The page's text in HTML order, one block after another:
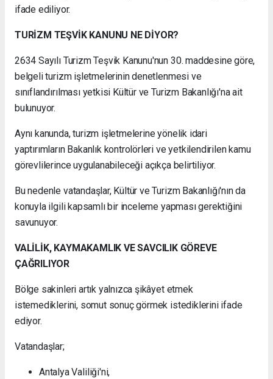
ifade ediliyor.
TURİZM TEŞVİK KANUNU NE DİYOR?
2634 Sayılı Turizm Teşvik Kanunu'nun 30. maddesine göre,
belgeli turizm işletmelerinin denetlenmesi ve
sınıflandırılması yetkisi Kültür ve Turizm Bakanlığı'na ait
bulunuyor.
Aynı kanunda, turizm işletmelerine yönelik idari
yaptırımların Bakanlık kontrolörleri ve yetkilendirilen kamu
görevlilerince uygulanabileceği açıkça belirtiliyor.
Bu nedenle vatandaşlar, Kültür ve Turizm Bakanlığı'nın da
konuyla ilgili kapsamlı bir inceleme yapması gerektiğini
savunuyor.
VALİLİK, KAYMAKAMLIK VE SAVCILIK GÖREVE
ÇAĞRILIYOR
Bölge sakinleri artık yalnızca şikâyet etmek
istemediklerini, somut sonuç görmek istediklerini ifade
ediyor.
Vatandaşlar;
Antalya Valiliği'ni,